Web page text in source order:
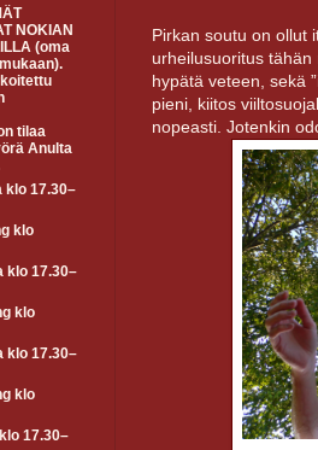
Pirkan soutu on ollut
urheilusuoritus
hypätä veteen, sekä
pieni, kiitos
nopeasti. Jotenkin
NOKIAN
(oma
tilaa
Anulta
klo 17.30–
klo
klo 17.30–
klo
klo 17.30–
klo
17.30–